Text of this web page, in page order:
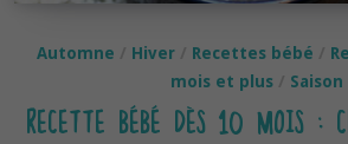
Automne Hiver Recettes bébé
mois et plus/ Saison
RECETTE BÉBÉ DÈS 10 MOIS :